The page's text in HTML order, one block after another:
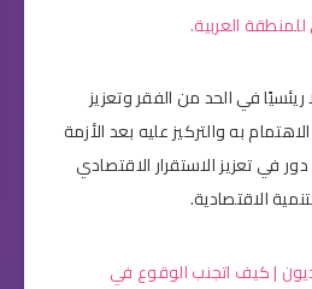
العربية.
ريئسيًا في الحد من الفقر وتعزيز
به والتركيز عليه بعد الأزمة
في تعزيز الاستقرار الاقتصادي
الاقتصادية.
| كيف اتجنب الوقوع في